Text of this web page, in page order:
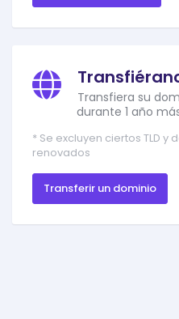
Transfiera su
durante 1 año
Transferir un dominio
* Se excluyen ciertos TLD
renovados